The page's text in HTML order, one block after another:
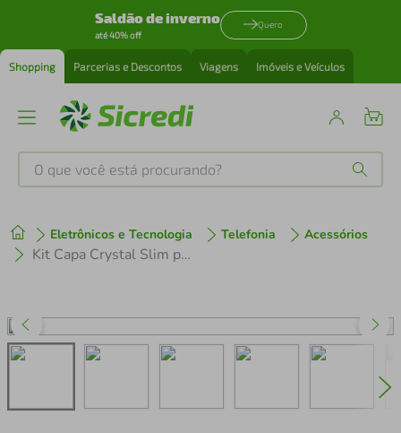
Saldão de inverno
até 40% off
Quero
Shopping Parcerias e Descontos Viagens Imóveis e Veículos
O que você está procurando?
Eletrônicos e Tecnologia Telefonia Acessórios
Kit Capa Crystal Slim para iphone 17 Air + Ventosa - Verde - Gshield
1 º tenis
perfume